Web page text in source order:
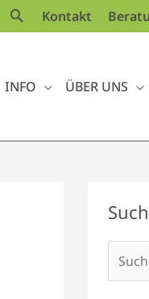
Kontakt
INFO ÜBER UNS